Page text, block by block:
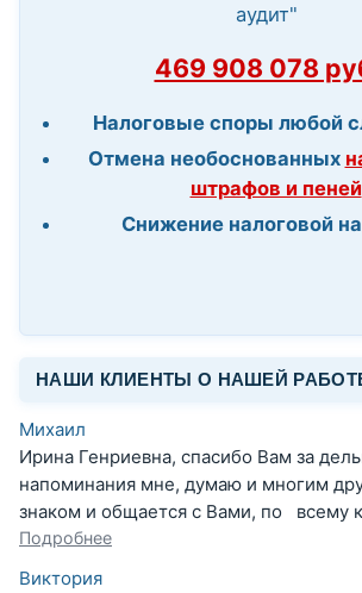
аудит"
469 908 078
Налоговые споры любой
Отмена необоснованных
штрафов и пеней
Снижение налоговой
НАШИ КЛИЕНТЫ О НАШЕЙ
Михаил
Ирина Генриевна, спасибо Вам за
напоминания мне, думаю и многим
знаком и общается с Вами, по всему
Подробнее
Виктория